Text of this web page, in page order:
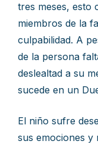
tres meses, esto
miembros de la
culpabilidad. A
de la persona
deslealtad a su
sucede en un
El niño sufre
sus emociones y